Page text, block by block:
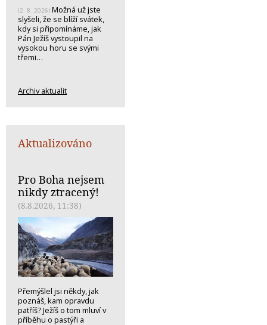
(2. 8. 2026) Možná už jste
slyšeli, že se blíží svátek,
kdy si připomínáme, jak
Pán Ježíš vystoupil na
vysokou horu se svými
třemi…
Archiv aktualit
Aktualizováno
Pro Boha nejsem
nikdy ztracený!
(8.8.2026, 11:38)
Přemýšlel jsi někdy, jak
poznáš, kam opravdu
patříš? Ježíš o tom mluví v
příběhu o pastýři a